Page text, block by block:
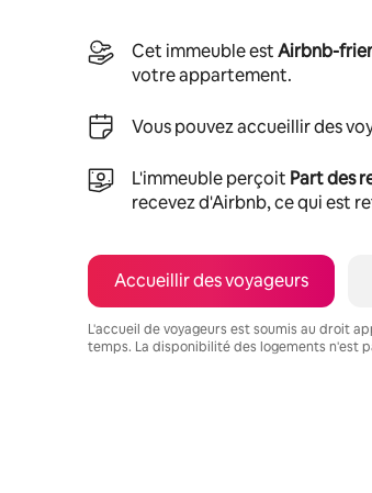
Cet immeuble estAirbnb-
votre appartement.
Vous pouvez accueillir des
L'immeuble perçoit Part des
recevez d'Airbnb, ce qui est
Accueillir des voyageurs
L'accueil de voyageurs est soumis au droit
temps. La disponibilité des logements n'est